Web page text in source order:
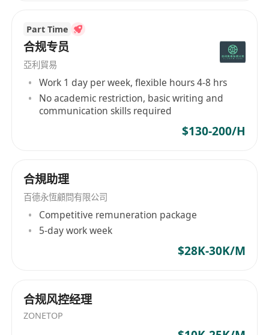
Part Time
合规专员
亞利貿易
Work 1 day per week, flexible hours 4-8 hrs
No academic restriction, basic writing and
communication skills required
$130-200/H
合規助理
百德永恆顧問有限公司
Competitive remuneration package
5-day work week
$28K-30K/M
合规风控经理
ZONETOP